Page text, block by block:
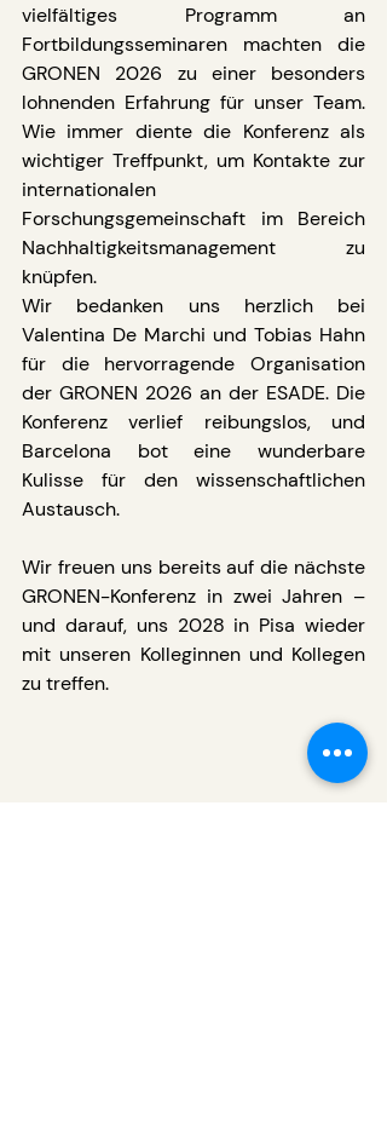
vielfältiges Programm an
Fortbildungsseminaren machten die
GRONEN 2026 zu einer besonders
lohnenden Erfahrung für unser Team.
Wie immer diente die Konferenz als
wichtiger Treffpunkt, um Kontakte zur
internationalen
Forschungsgemeinschaft im Bereich
Nachhaltigkeitsmanagement zu
knüpfen.
Wir bedanken uns herzlich bei
Valentina De Marchi und Tobias Hahn
für die hervorragende Organisation
der GRONEN 2026 an der ESADE. Die
Konferenz verlief reibungslos, und
Barcelona bot eine wunderbare
Kulisse für den wissenschaftlichen
Austausch.
Wir freuen uns bereits auf die nächste
GRONEN-Konferenz in zwei Jahren –
und darauf, uns 2028 in Pisa wieder
mit unseren Kolleginnen und Kollegen
zu treffen.